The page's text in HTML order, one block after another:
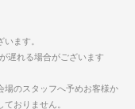
ます。
遅れる場合がございます
のスタッフへ予めお客様か
おりません。